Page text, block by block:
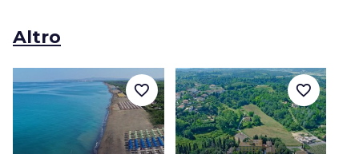
Altro
favorite_border favorite_border